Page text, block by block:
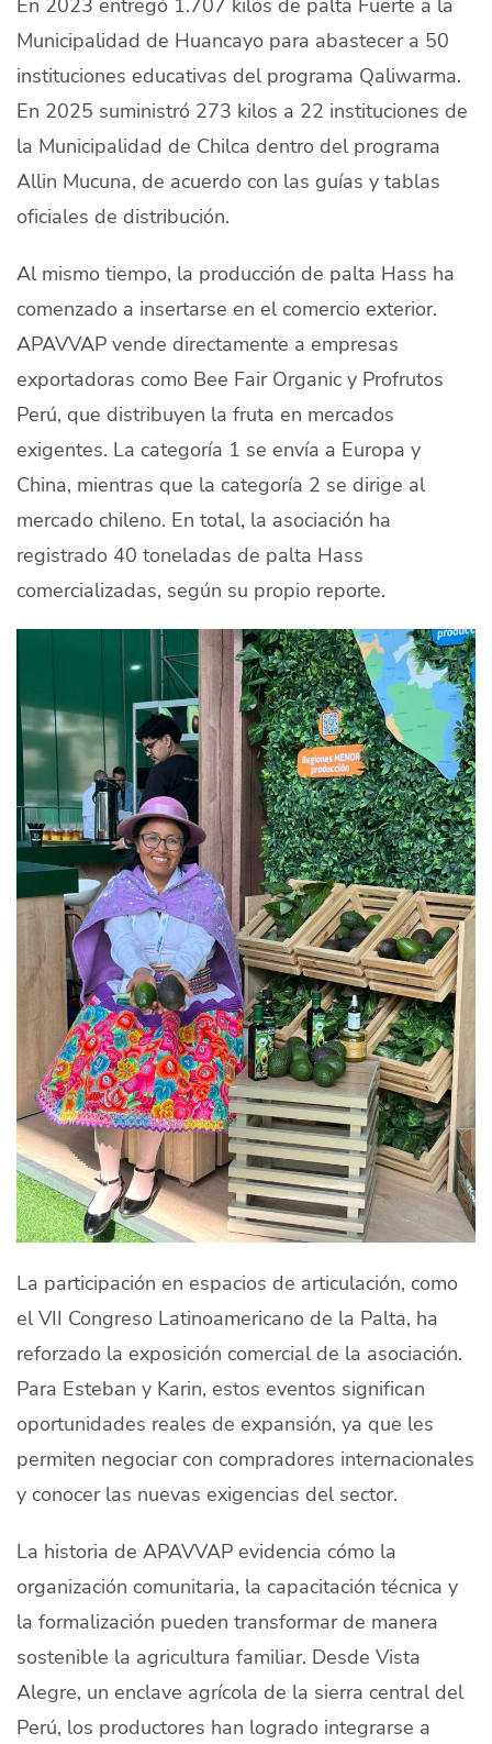
Municipalidad de Huancayo para abastecer a 50
instituciones educativas del programa Qaliwarma.
En 2025 suministró 273 kilos a 22 instituciones de
la Municipalidad de Chilca dentro del programa
Allin Mucuna, de acuerdo con las guías y tablas
oficiales de distribución.
Al mismo tiempo, la producción de palta Hass ha
comenzado a insertarse en el comercio exterior.
APAVVAP vende directamente a empresas
exportadoras como Bee Fair Organic y Profrutos
Perú, que distribuyen la fruta en mercados
exigentes. La categoría 1 se envía a Europa y
China, mientras que la categoría 2 se dirige al
mercado chileno. En total, la asociación ha
registrado 40 toneladas de palta Hass
comercializadas, según su propio reporte.
La participación en espacios de articulación, como
el VII Congreso Latinoamericano de la Palta, ha
reforzado la exposición comercial de la asociación.
Para Esteban y Karin, estos eventos significan
oportunidades reales de expansión, ya que les
permiten negociar con compradores internacionales
y conocer las nuevas exigencias del sector.
La historia de APAVVAP evidencia cómo la
organización comunitaria, la capacitación técnica y
la formalización pueden transformar de manera
sostenible la agricultura familiar. Desde Vista
Alegre, un enclave agrícola de la sierra central del
Perú, los productores han logrado integrarse a